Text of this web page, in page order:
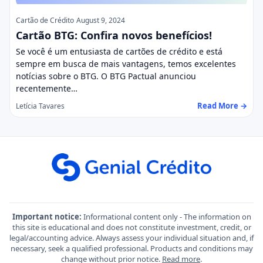
Cartão de Crédito August 9, 2024
Cartão BTG: Confira novos benefícios!
Se você é um entusiasta de cartões de crédito e está
sempre em busca de mais vantagens, temos excelentes
notícias sobre o BTG. O BTG Pactual anunciou
recentemente…
Letícia Tavares Read More →
Important notice: Informational content only - The information on
this site is educational and does not constitute investment, credit, or
legal/accounting advice. Always assess your individual situation and, if
necessary, seek a qualified professional. Products and conditions may
change without prior notice. Read more.